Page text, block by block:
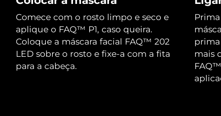
Comece com o rosto limpo e seco e
aplique o FAQ™ P1, caso queira.
Coloque a máscara facial FAQ™ 202
LED sobre o rosto e fixe-a com a fita
para a cabeça.
mais